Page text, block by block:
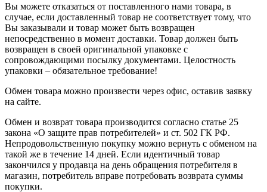
Вы можете отказаться от поставленного нами товара, в
случае, если доставленный товар не соответствует тому, что
Вы заказывали и товар может быть возвращен
непосредственно в момент доставки. Товар должен быть
возвращен в своей оригинальной упаковке с
сопровождающими посылку документами. Целостность
упаковки – обязательное требование!
Обмен товара можно произвести через офис, оставив заявку
на сайте.
Обмен и возврат товара производится согласно статье 25
закона «О защите прав потребителей» и ст. 502 ГК РФ.
Непродовольственную покупку можно вернуть с обменом на
такой же в течение 14 дней. Если идентичный товар
закончился у продавца на день обращения потребителя в
магазин, потребитель вправе потребовать возврата суммы
покупки.